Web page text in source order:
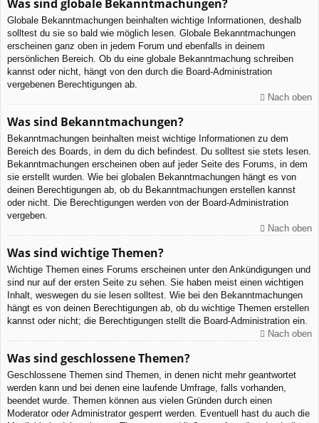
Was sind globale Bekanntmachungen?
Globale Bekanntmachungen beinhalten wichtige Informationen, deshalb
solltest du sie so bald wie möglich lesen. Globale Bekanntmachungen
erscheinen ganz oben in jedem Forum und ebenfalls in deinem
persönlichen Bereich. Ob du eine globale Bekanntmachung schreiben
kannst oder nicht, hängt von den durch die Board-Administration
vergebenen Berechtigungen ab.
Nach oben
Was sind Bekanntmachungen?
Bekanntmachungen beinhalten meist wichtige Informationen zu dem
Bereich des Boards, in dem du dich befindest. Du solltest sie stets lesen.
Bekanntmachungen erscheinen oben auf jeder Seite des Forums, in dem
sie erstellt wurden. Wie bei globalen Bekanntmachungen hängt es von
deinen Berechtigungen ab, ob du Bekanntmachungen erstellen kannst
oder nicht. Die Berechtigungen werden von der Board-Administration
vergeben.
Nach oben
Was sind wichtige Themen?
Wichtige Themen eines Forums erscheinen unter den Ankündigungen und
sind nur auf der ersten Seite zu sehen. Sie haben meist einen wichtigen
Inhalt, weswegen du sie lesen solltest. Wie bei den Bekanntmachungen
hängt es von deinen Berechtigungen ab, ob du wichtige Themen erstellen
kannst oder nicht; die Berechtigungen stellt die Board-Administration ein.
Nach oben
Was sind geschlossene Themen?
Geschlossene Themen sind Themen, in denen nicht mehr geantwortet
werden kann und bei denen eine laufende Umfrage, falls vorhanden,
beendet wurde. Themen können aus vielen Gründen durch einen
Moderator oder Administrator gesperrt werden. Eventuell hast du auch die